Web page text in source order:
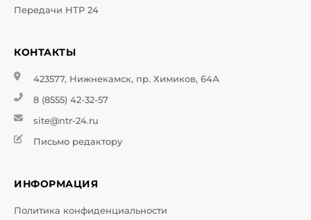
Передачи НТР 24
КОНТАКТЫ
423577, Нижнекамск, пр. Химиков, 64А
8 (8555) 42-32-57
site@ntr-24.ru
Письмо редактору
ИНФОРМАЦИЯ
Политика конфиденциальности